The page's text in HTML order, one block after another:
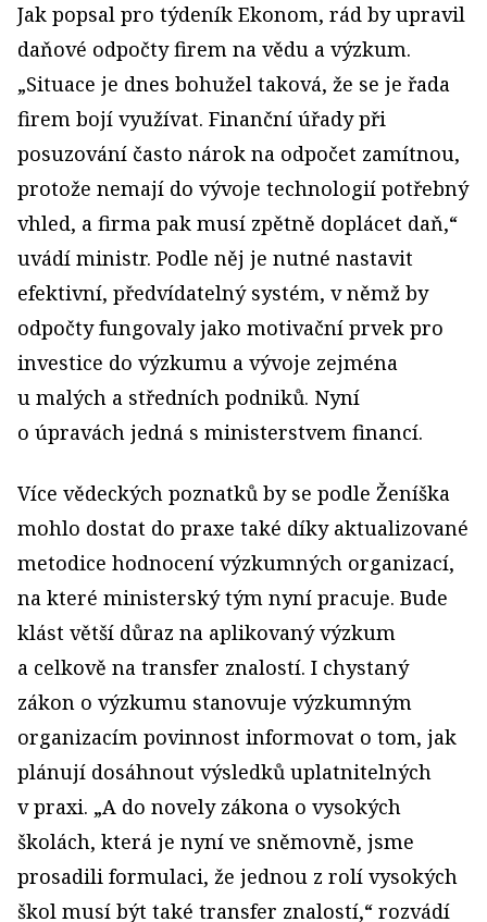
Jak popsal pro týdeník Ekonom, rád by upravil
daňové odpočty firem na vědu a výzkum.
„Situace je dnes bohužel taková, že se je řada
firem bojí využívat. Finanční úřady při
posuzování často nárok na odpočet zamítnou,
protože nemají do vývoje technologií potřebný
vhled, a firma pak musí zpětně doplácet daň,“
uvádí ministr. Podle něj je nutné nastavit
efektivní, předvídatelný systém, v němž by
odpočty fungovaly jako motivační prvek pro
investice do výzkumu a vývoje zejména
u malých a středních podniků. Nyní
o úpravách jedná s ministerstvem financí.
Více vědeckých poznatků by se podle Ženíška
mohlo dostat do praxe také díky aktualizované
metodice hodnocení výzkumných organizací,
na které ministerský tým nyní pracuje. Bude
klást větší důraz na aplikovaný výzkum
a celkově na transfer znalostí. I chystaný
zákon o výzkumu stanovuje výzkumným
organizacím povinnost informovat o tom, jak
plánují dosáhnout výsledků uplatnitelných
v praxi. „A do novely zákona o vysokých
školách, která je nyní ve sněmovně, jsme
prosadili formulaci, že jednou z rolí vysokých
škol musí být také transfer znalostí,“ rozvádí